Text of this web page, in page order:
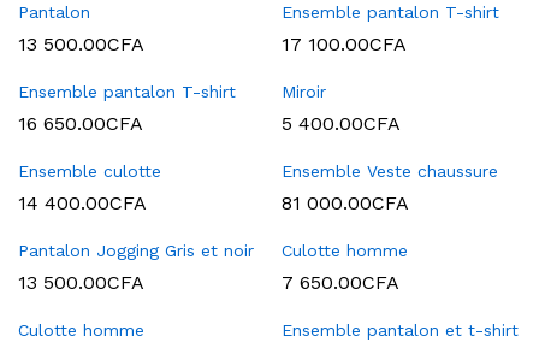
Pantalon
13 500.00CFA
Ensemble pantalon T-shirt
17 100.00CFA
Ensemble pantalon T-shirt
16 650.00CFA
Miroir
5 400.00CFA
Ensemble culotte
14 400.00CFA
Ensemble Veste chaussure
81 000.00CFA
Pantalon Jogging Gris et noir
13 500.00CFA
Culotte homme
7 650.00CFA
Culotte homme Ensemble pantalon et t-shirt